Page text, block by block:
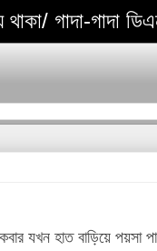
থাকা/ গাদা-গাদা
যখন হাত বাড়িয়ে পয়সা